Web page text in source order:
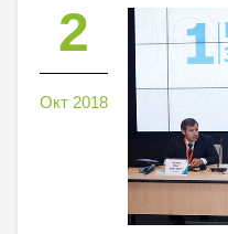
2
Окт 2018